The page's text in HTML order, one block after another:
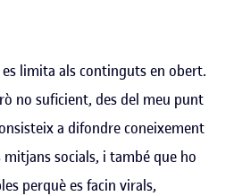
limita als continguts en obert.
no suficient, des del meu punt
a difondre coneixement
socials, i també que ho
perquè es facin virals,